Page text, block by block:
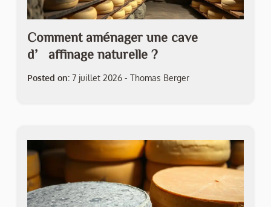
Comment aménager une cave
d’affinage naturelle ?
Posted on: 7 juillet 2026 - Thomas Berger